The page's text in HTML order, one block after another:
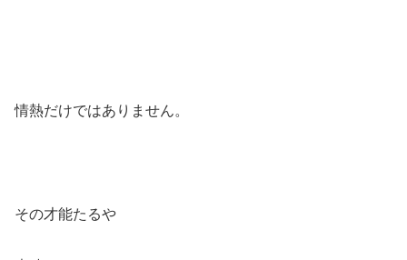
情熱だけではありません。
その才能たるや